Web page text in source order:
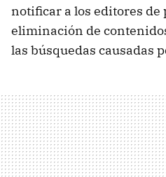
notificar a los editores de
eliminación de
las búsquedas causadas